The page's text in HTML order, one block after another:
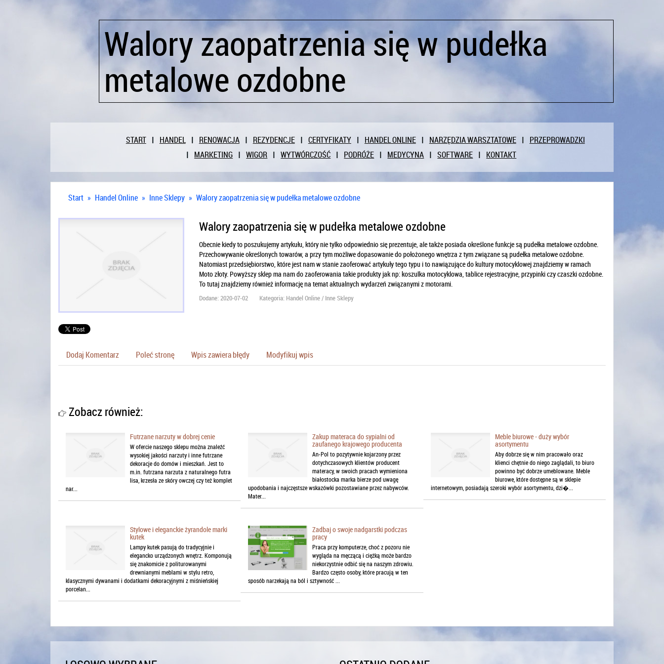
Walory zaopatrzenia się w pudełka
metalowe ozdobne
START HANDEL RENOWACJA REZYDENCJE CERTYFIKATY HANDEL ONLINE NARZĘDZIA WARSZTATOWE
PRZEPROWADZKI
MARKETING
WIGOR WYTWÓRCZOŚĆ PODRÓŻE MEDYCYNA SOFTWARE KONTAKT
Start » Handel Online » Inne Sklepy » Walory zaopatrzenia się w pudełka metalowe ozdobne
Walory zaopatrzenia się w pudełka metalowe ozdobne
Obecnie kiedy to poszukujemy artykułu, który nie tylko odpowiednio się prezentuje, ale także posiada określone funkcje są pudełka metalowe ozdobne.
Przechowywanie określonych towarów, a przy tym możliwe dopasowanie do położonego wnętrza z tym związane są pudełka metalowe ozdobne.
Natomiast przedsiębiorstwo, które jest nam w stanie zaoferować artykuły tego typu i to nawiązujące do kultury motocyklowej znajdziemy w ramach
Moto złoty. Powyższy sklep ma nam do zaoferowania takie produkty jak np: koszulka motocyklowa, tablice rejestracyjne, przypinki czy czaszki ozdobne.
To tutaj znajdziemy również informację na temat aktualnych wydarzeń związanymi z motorami.
Dodane: 2020-07-02 Kategoria: Handel Online / Inne Sklepy
Dodaj Komentarz Poleć stronę Wpis zawiera błędy Modyfikuj wpis
Zobacz również:
Futrzane narzuty w dobrej cenie
W ofercie naszego sklepu można znaleźć
wysokiej jakości narzuty i inne futrzane
dekoracje do domów i mieszkań. Jest to
m.in. futrzana narzuta z naturalnego futra
lisa, krzesła ze skóry owczej czy też komplet
nar...
Zakup materaca do sypialni od
zaufanego krajowego producenta
An-Pol to pozytywnie kojarzony przez
dotychczasowych klientów producent
materacy, w swoich pracach wymieniona
białostocka marka bierze pod uwagę
upodobania i najczęstsze wskazówki pozostawiane przez nabywców.
Mater...
Meble biurowe - duży wybór
asortymentu
Aby dobrze się w nim pracowało oraz
klienci chętnie do niego zaglądali, to biuro
powinno być dobrze umeblowane. Meble
biurowe, które dostępne są w sklepie
internetowym, posiadają szeroki wybór asortymentu, dzi�...
Stylowe i eleganckie żyrandole marki
kutek
Lampy kutek pasują do tradycyjnie i
elegancko urządzonych wnętrz. Komponują
się znakomicie z politurowanymi
drewnianymi meblami w stylu retro,
klasycznymi dywanami i dodatkami dekoracyjnymi z miśnieńskiej
porcelan...
Zadbaj o swoje nadgarstki podczas
pracy
Praca przy komputerze, choć z pozoru nie
wygląda na męczącą i ciężką może bardzo
niekorzystnie odbić się na naszym zdrowiu.
Bardzo często osoby, które pracują w ten
sposób narzekają na ból i sztywność ...